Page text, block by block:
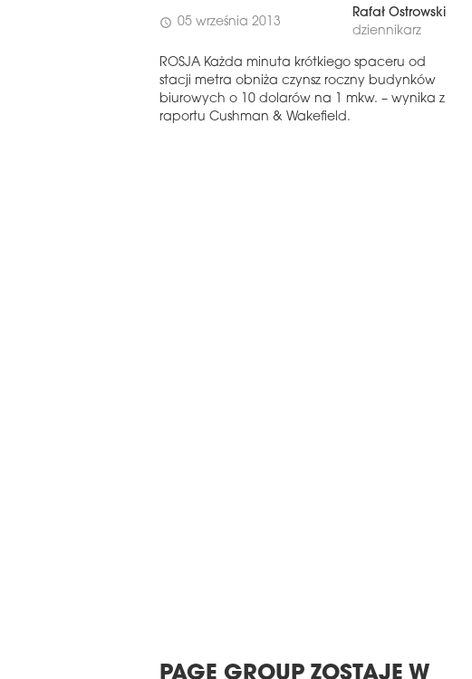
schedule 05 września 2013
Rafał Ostrowski
dziennikarz
ROSJA Każda minuta krótkiego spaceru od
stacji metra obniża czynsz roczny budynków
biurowych o 10 dolarów na 1 mkw. – wynika z
raportu Cushman & Wakefield.
PAGE GROUP ZOSTAJE W